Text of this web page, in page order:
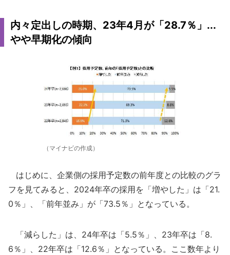
内々定出しの時期、23年4月が「28.7％」...
やや早期化の傾向
（マイナビの作成）
はじめに、企業側の採用予定数の前年度との比較のグラ
フを見てみると、2024年卒の採用を「増やした」は「21.
0％」、「前年並み」が「73.5％」となっている。
「減らした」は、24年卒は「5.5％」、23年卒は「8.
6％」、22年卒は「12.6％」となっている。ここ数年より